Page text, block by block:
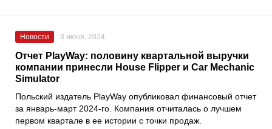
Новости 3 июня, 2024
Отчет PlayWay: половину квартальной выручки
компании принесли House Flipper и Car Mechanic
Simulator
Польский издатель PlayWay опубликовал финансовый отчет
за январь-март 2024-го. Компания отчиталась о лучшем
первом квартале в ее истории с точки продаж.